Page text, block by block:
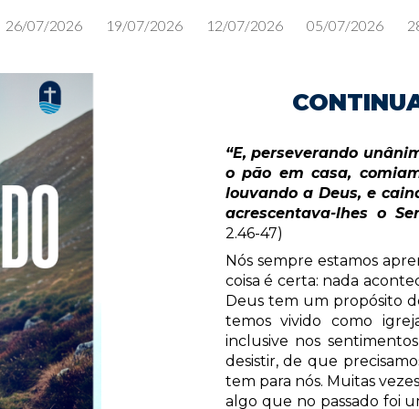
to main content Skip to
26/07/2026 19/07/2026 12/07/2026 05/07/2026
“E, perseverando
o pão em casa,
louvando a Deus, e
acrescentava-lhes o
2.46-47)
Nós sempre estamos
coisa é certa: nada
Deus tem um propósito
temos vivido como
inclusive nos
desistir, de que
tem para nós. Muitas
algo que no passado foi